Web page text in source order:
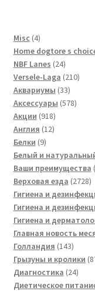
Misc 44
товара
Home dogtore s
NBF Lanes 2424
товара
Versele-Laga 210210
Аквариумы 3333
товара
Аксессуары 578578
Акции 918918
товаров
Англия 1212
Белки 99
товаров
Белый и
Ваши преимущества
Верховая езда 2728
Гигиена и
Гигиена и
Гигиена и
Главная новость
Голландия 143143
Грызуны и кролики
Диагностика 2424
Диетическое